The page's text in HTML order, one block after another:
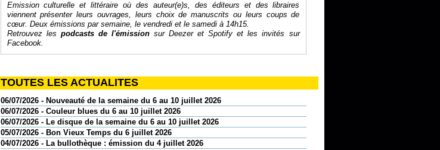
Emission culturelle et littéraire où des auteur(e)s, des éditeurs et des libraires
viennent présenter leurs ouvrages, leurs choix de manuscrits ou leurs coups de
cœur. Deux émissions par semaine, le vendredi et le samedi à 14h15.
Retrouvez les podcasts de l'émissionsurDeezeretSpotify et les invités sur
Facebook.
TOUTES LES ACTUALITES
06/07/2026 - Nouveauté de la semaine du 6 au 10 juillet 2026
06/07/2026 - Couleur blues du 6 au 10 juillet 2026
06/07/2026 - Le disque de la semaine du 6 au 10 juillet 2026
05/07/2026 - Bon Vieux Temps du 6 juillet 2026
04/07/2026 - La bullothèque : émission du 4 juillet 2026